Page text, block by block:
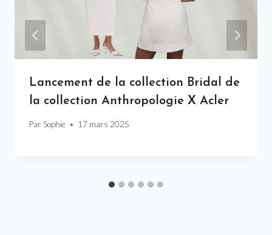
Lancement de la collection Bridal de
la collection Anthropologie X Acler
Par Sophie 17 mars 2025